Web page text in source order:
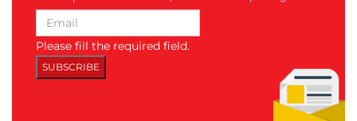
Please fill the required field.
SUBSCRIBE